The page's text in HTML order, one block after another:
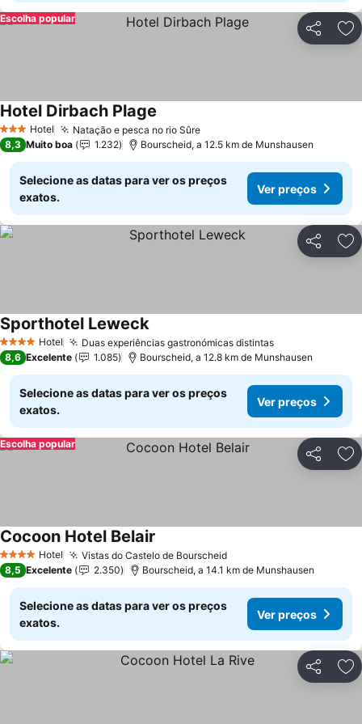
Partilhar
Escolha popular
3 EstrelasHotel Natação e pesca no rio Sûre
Hotel Dirbach Plage
8,3 Muito boa 1.232 Bourscheid, a 12.5 km de Munshausen
Selecione as datas para ver os preços
exatos.
Ver preços
Partilhar
4 EstrelasHotel Duas experiências gastronómicas distintas
Sporthotel Leweck
8,6 Excelente 1.085 Bourscheid, a 12.8 km de Munshausen
Selecione as datas para ver os preços
exatos.
Ver preços
Partilhar
Escolha popular
4 EstrelasHotel Vistas do Castelo de Bourscheid
Cocoon Hotel Belair
8,5 Excelente 2.350 Bourscheid, a 14.1 km de Munshausen
Selecione as datas para ver os preços
exatos.
Ver preços
Partilhar